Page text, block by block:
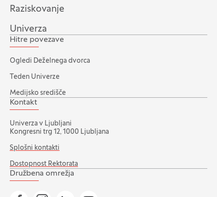
Raziskovanje
Univerza
Hitre povezave
Ogledi Deželnega dvorca
Teden Univerze
Medijsko središče
Kontakt
Univerza v Ljubljani
Kongresni trg 12, 1000 Ljubljana
Splošni kontakti
Dostopnost Rektorata
Družbena omrežja